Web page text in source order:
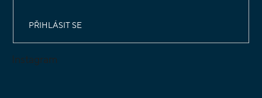
PŘIHLÁSIT SE
Instagram